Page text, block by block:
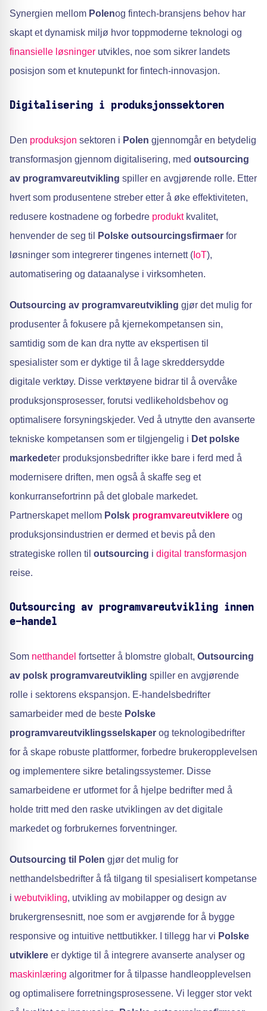
Synergien mellom Polenog fintech-bransjens behov har
skapt et dynamisk miljø hvor toppmoderne teknologi og
finansielle løsninger utvikles, noe som sikrer landets
posisjon som et knutepunkt for fintech-innovasjon.
Digitalisering i produksjonssektoren
Den produksjon sektoren i Polen gjennomgår en betydelig
transformasjon gjennom digitalisering, med outsourcing
av programvareutvikling spiller en avgjørende rolle. Etter
hvert som produsentene streber etter å øke effektiviteten,
redusere kostnadene og forbedre produktkvalitet,
henvender de seg til
Polske outsourcingsfirmaer for
løsninger som integrerer tingenes internett ( IoT),
automatisering og dataanalyse i virksomheten.
Outsourcing av programvareutvikling gjør det mulig for
produsenter å fokusere på kjernekompetansen sin,
samtidig som de kan dra nytte av ekspertisen til
spesialister som er dyktige til å lage skreddersydde
digitale verktøy. Disse verktøyene bidrar til å overvåke
produksjonsprosesser, forutsi vedlikeholdsbehov og
optimalisere forsyningskjeder. Ved å utnytte den avanserte
tekniske kompetansen som er tilgjengelig i Det polske
markedeter produksjonsbedrifter ikke bare i ferd med å
modernisere driften, men også å skaffe seg et
konkurransefortrinn på det globale markedet.
Partnerskapet mellom Polsk programvareutviklere og
produksjonsindustrien er dermed et bevis på den
strategiske rollen til outsourcing i digital transformasjon
reise.
Outsourcing av programvareutvikling innen
e-handel
Som netthandel fortsetter å blomstre globalt, Outsourcing
av polsk programvareutvikling spiller en avgjørende
rolle i sektorens ekspansjon. E-handelsbedrifter
samarbeider med de beste Polske
programvareutviklingsselskaper og teknologibedrifter
for å skape robuste plattformer, forbedre brukeropplevelsen
og implementere sikre betalingssystemer. Disse
samarbeidene er utformet for å hjelpe bedrifter med å
holde tritt med den raske utviklingen av det digitale
markedet og forbrukernes forventninger.
Outsourcing til Polen gjør det mulig for
netthandelsbedrifter å få tilgang til spesialisert kompetanse
i webutvikling, utvikling av mobilapper og design av
brukergrensesnitt, noe som er avgjørende for å bygge
responsive og intuitive nettbutikker. I tillegg har vi Polske
utviklere er dyktige til å integrere avanserte analyser og
maskinlæring algoritmer for å tilpasse handleopplevelsen
og optimalisere forretningsprosessene. Vi legger stor vekt